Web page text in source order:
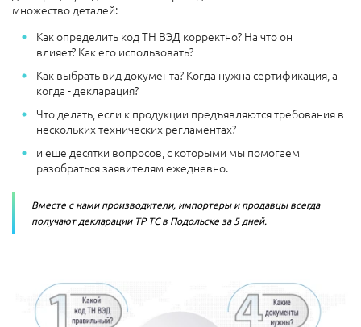
множество деталей:
Как определить код ТН ВЭД корректно? На что он
влияет? Как его использовать?
Как выбрать вид документа? Когда нужна сертификация, а
когда - декларация?
Что делать, если к продукции предъявляются требования в
нескольких технических регламентах?
и еще десятки вопросов, с которыми мы помогаем
разобраться заявителям ежедневно.
Вместе с нами производители, импортеры и продавцы всегда
получают декларации ТР ТС в Подольске за 5 дней.